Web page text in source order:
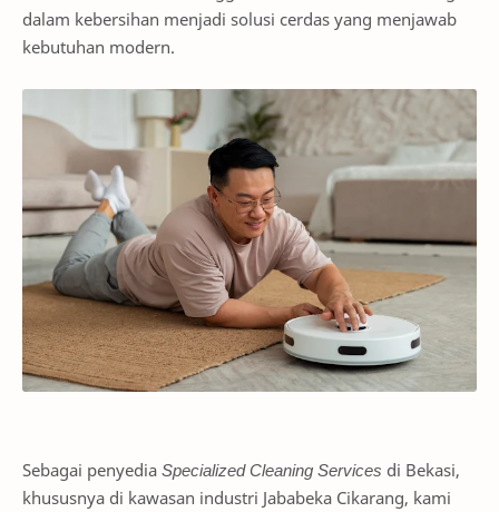
dalam kebersihan menjadi solusi cerdas yang menjawab
kebutuhan modern.
Sebagai penyedia Specialized Cleaning Services di Bekasi,
khususnya di kawasan industri Jababeka Cikarang, kami